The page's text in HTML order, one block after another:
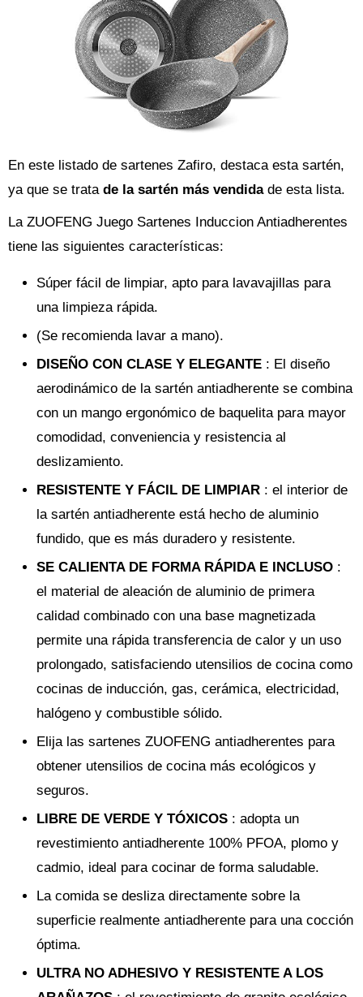
En este listado de sartenes Zafiro, destaca esta sartén,
ya que se trata de la sartén más vendidade esta lista.
La ZUOFENG Juego Sartenes Induccion Antiadherentes
tiene las siguientes características:
Súper fácil de limpiar, apto para lavavajillas para
una limpieza rápida.
(Se recomienda lavar a mano).
DISEÑO CON CLASE Y ELEGANTE : El diseño
aerodinámico de la sartén antiadherente se combina
con un mango ergonómico de baquelita para mayor
comodidad, conveniencia y resistencia al
deslizamiento.
RESISTENTE Y FÁCIL DE LIMPIAR : el interior de
la sartén antiadherente está hecho de aluminio
fundido, que es más duradero y resistente.
SE CALIENTA DE FORMA RÁPIDA E INCLUSO :
el material de aleación de aluminio de primera
calidad combinado con una base magnetizada
permite una rápida transferencia de calor y un uso
prolongado, satisfaciendo utensilios de cocina como
cocinas de inducción, gas, cerámica, electricidad,
halógeno y combustible sólido.
Elija las sartenes ZUOFENG antiadherentes para
obtener utensilios de cocina más ecológicos y
seguros.
LIBRE DE VERDE Y TÓXICOS : adopta un
revestimiento antiadherente 100% PFOA, plomo y
cadmio, ideal para cocinar de forma saludable.
La comida se desliza directamente sobre la
superficie realmente antiadherente para una cocción
óptima.
ULTRA NO ADHESIVO Y RESISTENTE A LOS